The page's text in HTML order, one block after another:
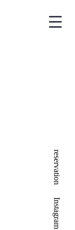
日本料
reservation
Instagram